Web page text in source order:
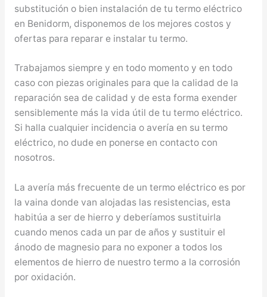
substitución o bien instalación de tu termo eléctrico
en Benidorm, disponemos de los mejores costos y
ofertas para reparar e instalar tu termo.
Trabajamos siempre y en todo momento y en todo
caso con piezas originales para que la calidad de la
reparación sea de calidad y de esta forma exender
sensiblemente más la vida útil de tu termo eléctrico.
Si halla cualquier incidencia o avería en su termo
eléctrico, no dude en ponerse en contacto con
nosotros.
La avería más frecuente de un termo eléctrico es por
la vaina donde van alojadas las resistencias, esta
habitúa a ser de hierro y deberíamos sustituirla
cuando menos cada un par de años y sustituir el
ánodo de magnesio para no exponer a todos los
elementos de hierro de nuestro termo a la corrosión
por oxidación.